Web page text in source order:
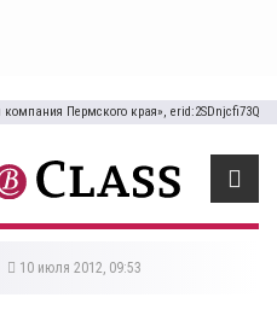
Пермского края», erid:2SDnjcfi73Q
10 июля 2012, 09:53